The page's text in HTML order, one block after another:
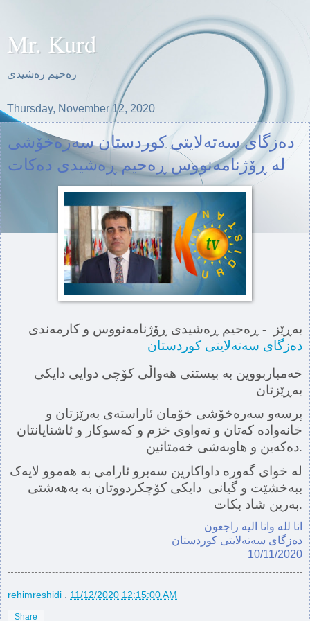
Mr. Kurd
ره‌حیم ره‌شیدی
Thursday, November 12, 2020
ده‌زگای سه‌ته‌لایتی كوردستان سه‌ره‌خۆشی
له‌ ڕۆژنامه‌نووس ڕه‌حیم ڕه‌شیدی ده‌كات
بەڕێز - ڕه‌حیم ڕه‌شیدی ڕۆژنامه‌نووس و كارمه‌ندی
ده‌زگای سه‌ته‌لایتی كوردستان
خەمباربووین بە بیستنی هەواڵی کۆ‌چی دوایی دایكی
بەڕێزتان
پرسەو سەرەخۆشی خۆمان ئاراستەی بەرێزتان و
خانەوادە کەتان و تەواوی خزم و کەسوکار و ئاشنایانتان
دەکەین و هاوبەشی خەمتانین.
لە خوای گەورە داواکارین سەبرو ئارامی بە هەموو لایەک
ببەخشێت و گیانی دایكی کۆچکردووتان بە بەهەشتی
بەرین شاد بکات.
انا لله‌ وانا الیه‌ راجعون
ده‌زگای سه‌ته‌لایتی كوردستان
10/11/2020
rehimreshidi 11/12/2020 12:15:00 AM
Share